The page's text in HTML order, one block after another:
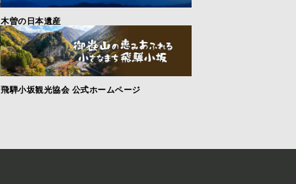
木曽の日本遺産
飛騨小坂観光協会 公式ホームページ